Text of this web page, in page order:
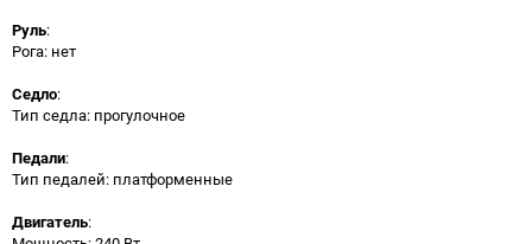
Руль:
Рога: нет
Седло:
Тип седла: прогулочное
Педали:
Тип педалей: платформенные
Двигатель: